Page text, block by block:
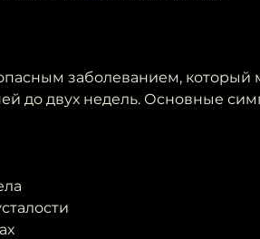
заболеванием, который
до двух недель. Основные